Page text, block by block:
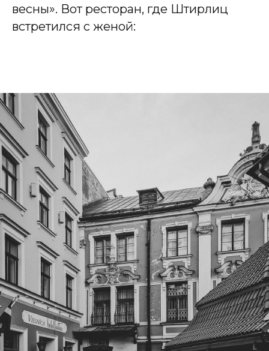
весны». Вот ресторан, где Штирлиц
встретился с женой: